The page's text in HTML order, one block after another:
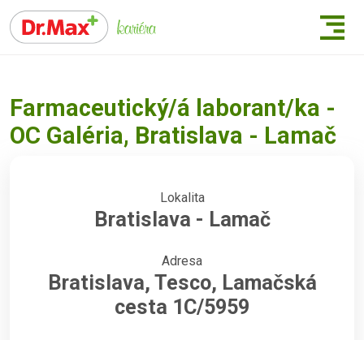
Farmaceutický/á laborant/ka -
OC Galéria, Bratislava - Lamač
Lokalita
Bratislava - Lamač
Adresa
Bratislava, Tesco, Lamačská
cesta 1C/5959